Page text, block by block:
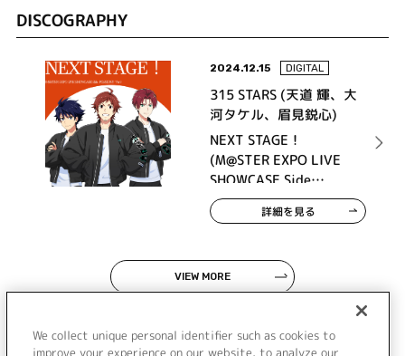
DISCOGRAPHY
2024.12.15 DIGITAL
315 STARS (天道 輝、大
河タケル、眉見鋭心)
NEXT STAGE！
(M@STER EXPO LIVE
SHOWCASE Side
P@SSION!!! Ver.)
詳細を見る
VIEW MORE
We collect unique personal identifier such as cookies to
improve your experience on our website, to analyze our